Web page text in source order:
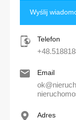
Telefon
Email
Adres